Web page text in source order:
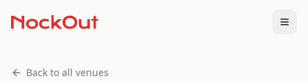
Back to all venues